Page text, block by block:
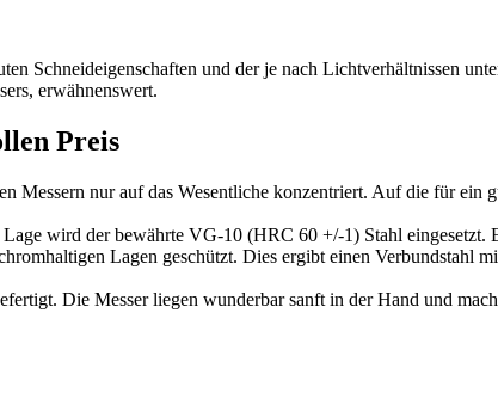
Schneideigenschaften und der je nach Lichtverhältnissen
erwähnenswert.
Preis
Messern nur auf das Wesentliche konzentriert. Auf die für
wird der bewährte VG-10 (HRC 60 +/-1) Stahl eingesetzt.
Lagen geschützt. Dies ergibt einen Verbundstahl
Die Messer liegen wunderbar sanft in der Hand und